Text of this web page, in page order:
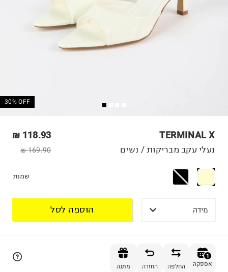
30% OFF
TERMINAL X
118.93 ₪
169.90 ₪ נעלי עקב מבריקות / נשים
שמנת
מידה הוספה לסל
1
אספקה החלפה החזרה מתנה